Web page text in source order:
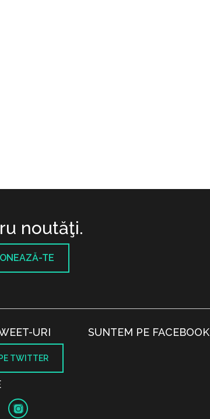
noutăţi.
TE
URI
TWITTER
SUNTEM PE FACEBOOK